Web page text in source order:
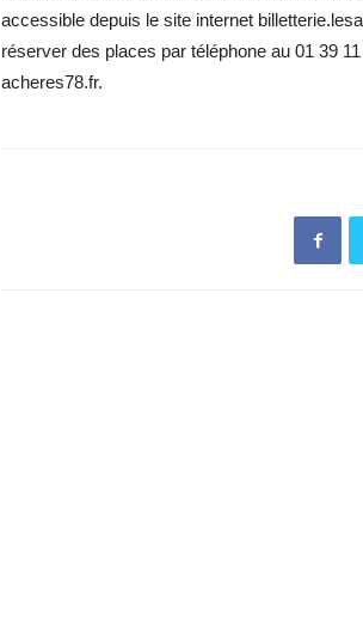
accessible depuis le site internet
réserver des places par téléphone au 01 39
acheres78.fr.